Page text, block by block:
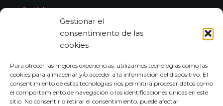
Gestionar el
consentimiento de las
cookies
Para ofrecer las mejores experiencias, utilizamos tecnologías como las
cookies para almacenar y/o acceder a la información del dispositivo. El
consentimiento de estas tecnologías nos permitirá procesar datos como
el comportamiento de navegación o las identificaciones únicas en este
sitio. No consentir o retirar el consentimiento, puede afectar
Portfolio
About Jorge Aleix
Contact
CONTACT